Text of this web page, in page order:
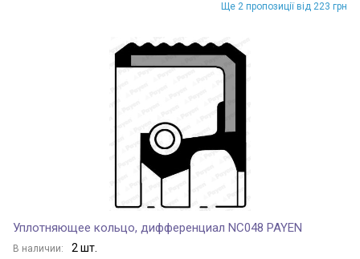
Ще 2 пропозиції від 223 грн
Уплотняющее кольцо, дифференциал NC048 PAYEN
В наличии: 2 шт.